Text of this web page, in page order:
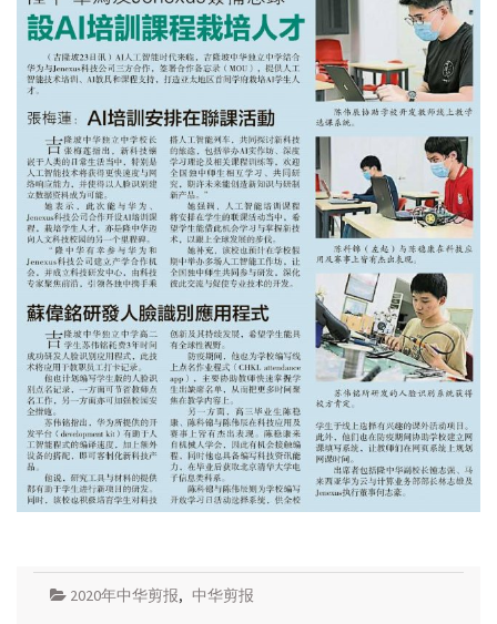
2020年中华剪报, 中华剪报